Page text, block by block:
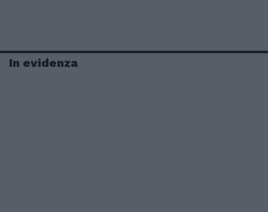
In evidenza